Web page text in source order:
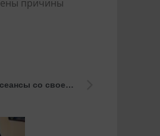
причины
Роспотребнадзор потребовал пускать зрителей на киносеансы со своей едой и напитками